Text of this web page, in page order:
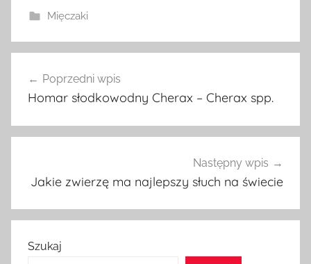
Mięczaki
wpisu
Poprzedni wpis
Homar słodkowodny Cherax – Cherax spp.
Następny wpis
Jakie zwierzę ma najlepszy słuch na świecie
Szukaj